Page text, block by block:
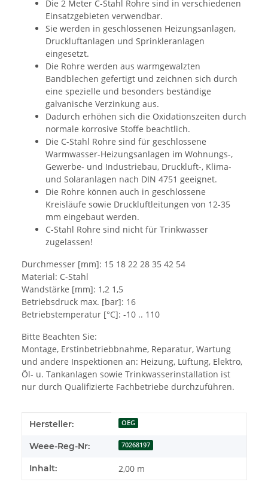
Die 2 Meter C-Stahl Rohre sind in verschiedenen
Einsatzgebieten verwendbar.
Sie werden in geschlossenen Heizungsanlagen,
Druckluftanlagen und Sprinkleranlagen
eingesetzt.
Die Rohre werden aus warmgewalzten
Bandblechen gefertigt und zeichnen sich durch
eine spezielle und besonders beständige
galvanische Verzinkung aus.
Dadurch erhöhen sich die Oxidationszeiten durch
normale korrosive Stoffe beachtlich.
Die C-Stahl Rohre sind für geschlossene
Warmwasser-Heizungsanlagen im Wohnungs-,
Gewerbe- und Industriebau, Druckluft-, Klima-
und Solaranlagen nach DIN 4751 geeignet.
Die Rohre können auch in geschlossene
Kreisläufe sowie Druckluftleitungen von 12-35
mm eingebaut werden.
C-Stahl Rohre sind nicht für Trinkwasser
zugelassen!
Durchmesser [mm]: 15 18 22 28 35 42 54
Material: C-Stahl
Wandstärke [mm]: 1,2 1,5
Betriebsdruck max. [bar]: 16
Betriebstemperatur [°C]: -10 .. 110
Bitte Beachten Sie:
Montage, Erstinbetriebbnahme, Reparatur, Wartung
und andere Inspektionen an: Heizung, Lüftung, Elektro,
Öl- u. Tankanlagen sowie Trinkwasserinstallation ist
nur durch Qualifizierte Fachbetriebe durchzuführen.
Produkteigenschaft
Wert
Hersteller: OEG
Weee-Reg-Nr: 70268197
Inhalt: 2,00 m